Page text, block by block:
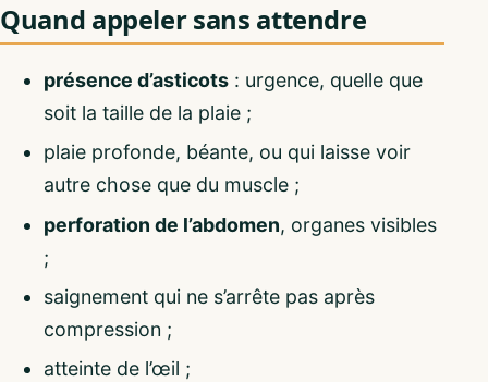
Quand appeler sans attendre
présence d’asticots : urgence, quelle que
soit la taille de la plaie ;
plaie profonde, béante, ou qui laisse voir
autre chose que du muscle ;
perforation de l’abdomen, organes visibles
;
saignement qui ne s’arrête pas après
compression ;
atteinte de l’œil ;